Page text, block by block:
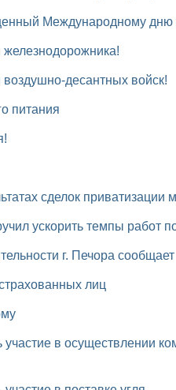
Международному дню
железнодорожника!
воздушно-десантных войск!
питания
сделок
ускорить темпы работ
г. Печора сообщает
лиц